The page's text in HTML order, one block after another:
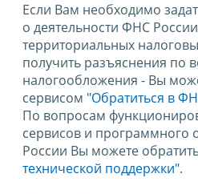
Если Вам необходимо
о деятельности ФНС
территориальных
получить разъяснения по
налогообложения - Вы
сервисом "Обратиться в
По вопросам
сервисов и программного
России Вы можете
технической поддержки".